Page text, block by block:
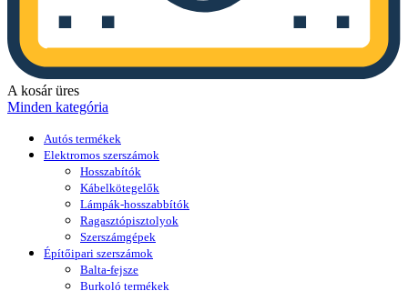
A kosár üres
Minden kategória
Autós termékek
Elektromos szerszámok
Hosszabítók
Kábelkötegelők
Lámpák-hosszabbítók
Ragasztópisztolyok
Szerszámgépek
Építőipari szerszámok
Balta-fejsze
Burkoló termékek